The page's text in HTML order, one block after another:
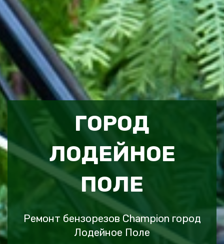
ГОРОД
ЛОДЕЙНОЕ
ПОЛЕ
Ремонт бензорезов Champion город
Лодейное Поле